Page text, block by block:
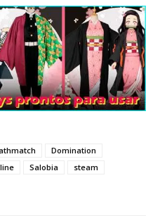
Domination
Salobia
steam